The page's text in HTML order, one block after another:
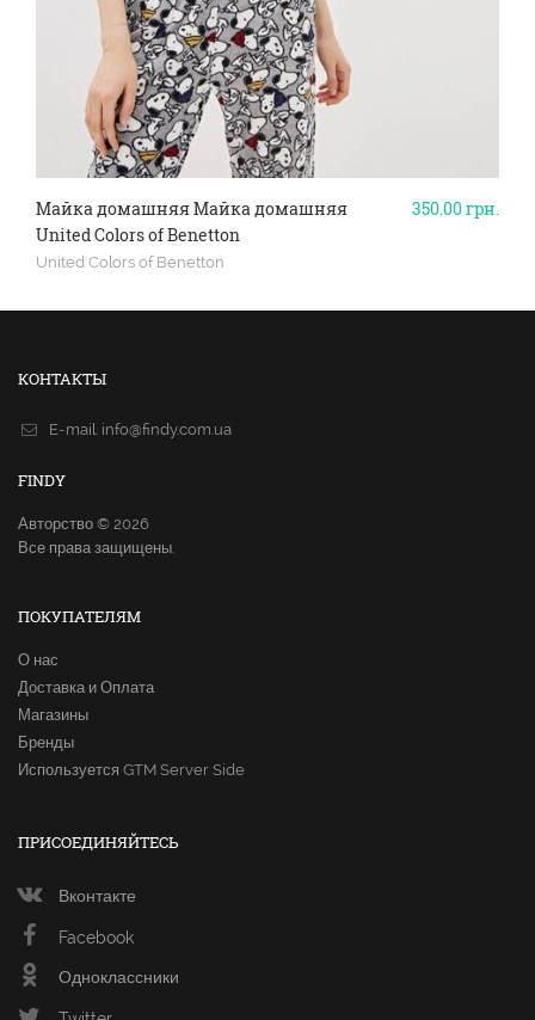
350.00грн.
Майка домашняя Майка домашняя
United Colors of Benetton
United Colors of Benetton
КОНТАКТЫ
E-mail. info@findy.com.ua
FINDY
Авторство © 2026
Все права защищены.
ПОКУПАТЕЛЯМ
О нас
Доставка и Оплата
Магазины
Бренды
Используется GTM Server Side
ПРИСОЕДИНЯЙТЕСЬ
Вконтакте
Facebook
Одноклассники